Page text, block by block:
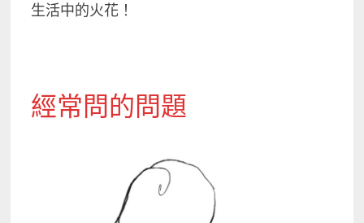
生活中的火花！
經常問的問題